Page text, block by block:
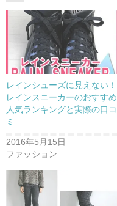
t
e
r
で
共
有
(
新
し
い
ウ
ィ
ン
ド
ウ
ま
す
)
有
す
る
に
は
ク
リ
ッ
ク
し
て
く
だ
さ
い
い
ウ
ィ
ド
開
レインシューズに見えない！
レインスニーカーのおすすめ
人気ランキングと実際の口コ
ミ
2016年5月15日
ファッション